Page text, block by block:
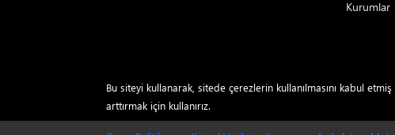
Kurumlar
Bu siteyi kullanarak, sitede çerezlerin kullanılmasını kabul
arttırmak için kullanırız.